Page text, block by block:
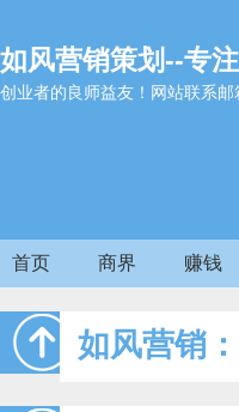
如风营销策划--专
创业者的良师益友！网站联系
首页 商界 赚钱
如风营销